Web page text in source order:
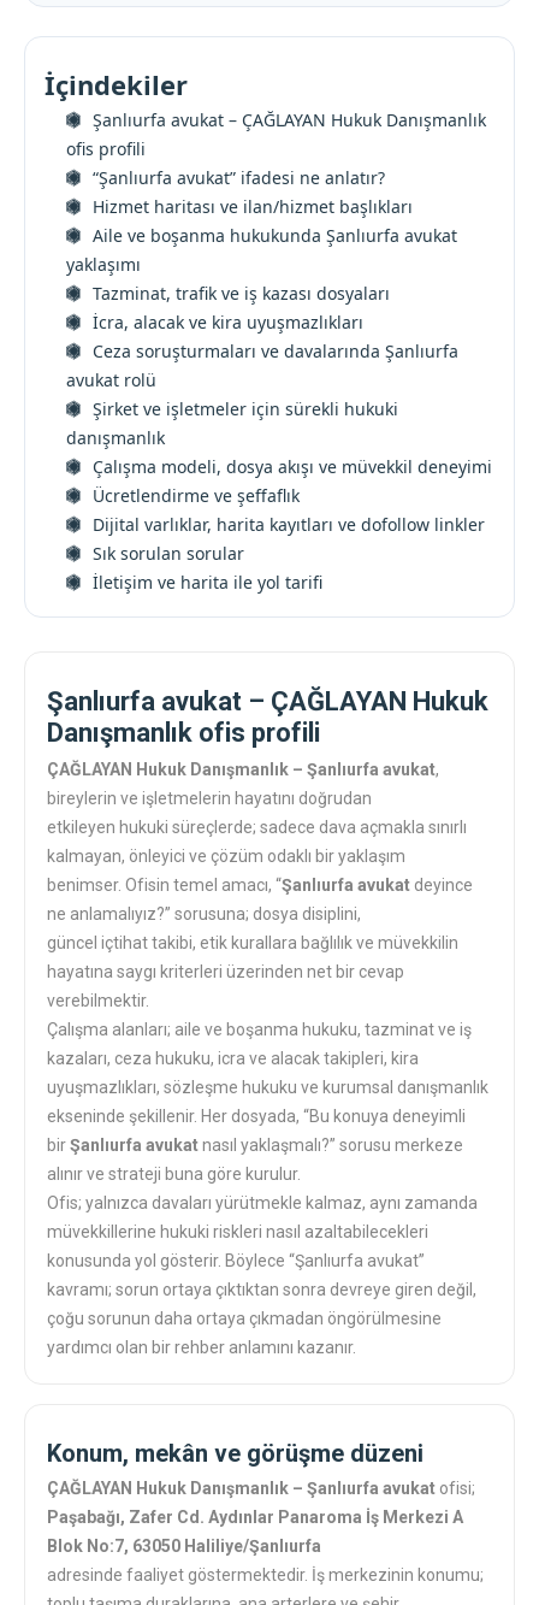
İçindekiler
Şanlıurfa avukat – ÇAĞLAYAN Hukuk Danışmanlık
ofis profili
“Şanlıurfa avukat” ifadesi ne anlatır?
Hizmet haritası ve ilan/hizmet başlıkları
Aile ve boşanma hukukunda Şanlıurfa avukat
yaklaşımı
Tazminat, trafik ve iş kazası dosyaları
İcra, alacak ve kira uyuşmazlıkları
Ceza soruşturmaları ve davalarında Şanlıurfa
avukat rolü
Şirket ve işletmeler için sürekli hukuki
danışmanlık
Çalışma modeli, dosya akışı ve müvekkil deneyimi
Ücretlendirme ve şeffaflık
Dijital varlıklar, harita kayıtları ve dofollow linkler
Sık sorulan sorular
İletişim ve harita ile yol tarifi
Şanlıurfa avukat – ÇAĞLAYAN Hukuk
Danışmanlık ofis profili
ÇAĞLAYAN Hukuk Danışmanlık – Şanlıurfa avukat,
bireylerin ve işletmelerin hayatını doğrudan
etkileyen hukuki süreçlerde; sadece dava açmakla sınırlı
kalmayan, önleyici ve çözüm odaklı bir yaklaşım
benimser. Ofisin temel amacı, “Şanlıurfa avukat deyince
ne anlamalıyız?” sorusuna; dosya disiplini,
güncel içtihat takibi, etik kurallara bağlılık ve müvekkilin
hayatına saygı kriterleri üzerinden net bir cevap
verebilmektir.
Çalışma alanları; aile ve boşanma hukuku, tazminat ve iş
kazaları, ceza hukuku, icra ve alacak takipleri, kira
uyuşmazlıkları, sözleşme hukuku ve kurumsal danışmanlık
ekseninde şekillenir. Her dosyada, “Bu konuya deneyimli
birŞanlıurfa avukatnasıl yaklaşmalı?” sorusu merkeze
alınır ve strateji buna göre kurulur.
Ofis; yalnızca davaları yürütmekle kalmaz, aynı zamanda
müvekkillerine hukuki riskleri nasıl azaltabilecekleri
konusunda yol gösterir. Böylece “Şanlıurfa avukat”
kavramı; sorun ortaya çıktıktan sonra devreye giren değil,
çoğu sorunun daha ortaya çıkmadan öngörülmesine
yardımcı olan bir rehber anlamını kazanır.
Konum, mekân ve görüşme düzeni
ÇAĞLAYAN Hukuk Danışmanlık – Şanlıurfa avukat ofisi;
Paşabağı, Zafer Cd. Aydınlar Panaroma İş Merkezi A
Blok No:7, 63050 Haliliye/Şanlıurfa
adresinde faaliyet göstermektedir. İş merkezinin konumu;